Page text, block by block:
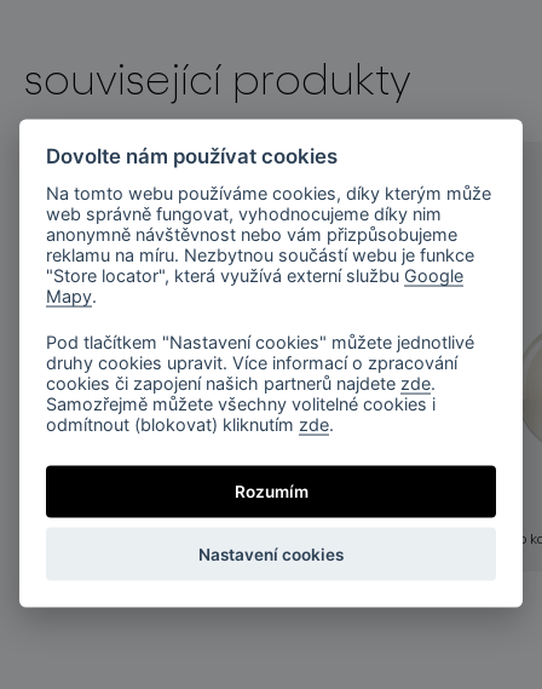
související produkty
buoy
buoy
závěsné svítidlo
Dovolte nám používat cookies
Na tomto webu používáme cookies, díky kterým může
web správně fungovat, vyhodnocujeme díky nim
anonymně návštěvnost nebo vám přizpůsobujeme
reklamu na míru. Nezbytnou součástí webu je funkce
"Store locator", která využívá externí službu Google
Mapy
Pod tlačítkem "Nastavení cookies" můžete jednotlivé
druhy cookies upravit. Více informací o zpracování
cookies či zapojení našich partnerů najdete zde
Samozřejmě můžete všechny volitelné cookies i
odmítnout (blokovat) kliknutím zde
Rozumím
Nastavení cookies